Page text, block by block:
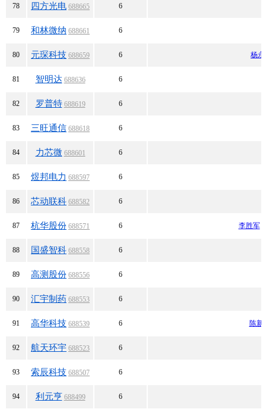
78 四方光电 688665 6
79 和林微纳 688661 6
80 元琛科技 688659 6 杨
81 智明达 688636 6
82 罗普特 688619 6
83 三旺通信 688618 6
84 力芯微 688601 6
85 煜邦电力 688597 6
86 芯动联科 688582 6
87 杭华股份 688571 6 李胜军
88 国盛智科 688558 6
89 高测股份 688556 6
90 汇宇制药 688553 6
91 高华科技 688539 6 陈新
92 航天环宇 688523 6
93 索辰科技 688507 6
94 利元亨 688499 6